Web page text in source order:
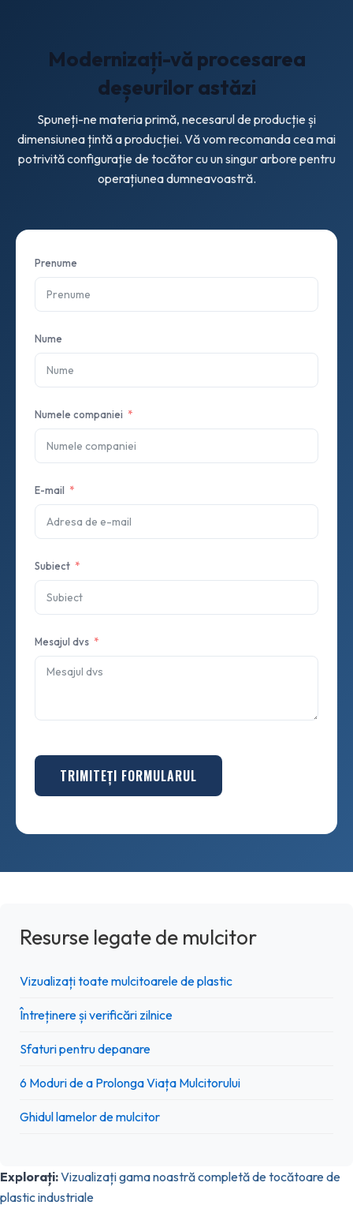
Modernizați-vă procesarea
deșeurilor astăzi
Spuneți-ne materia primă, necesarul de producție și
dimensiunea țintă a producției. Vă vom recomanda cea mai
potrivită configurație de tocător cu un singur arbore pentru
operațiunea dumneavoastră.
Prenume
Nume
Numele companiei
E-mail
Subiect
Mesajul dvs
TRIMITEȚI FORMULARUL
Resurse legate de mulcitor
Vizualizați toate mulcitoarele de plastic
Întreținere și verificări zilnice
Sfaturi pentru depanare
6 Moduri de a Prolonga Viața Mulcitorului
Ghidul lamelor de mulcitor
Explorați:Vizualizați gama noastră completă de tocătoare de
plastic industriale